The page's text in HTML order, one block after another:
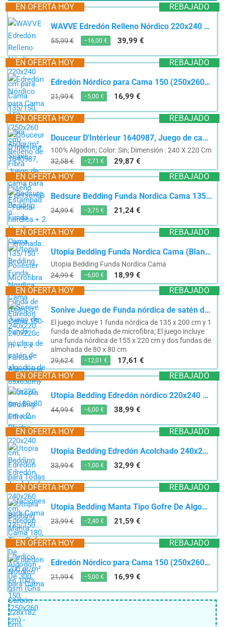
REBAJADO
EN OFERTA HOY
WAVVE Edredón Relleno Nórdico 220x240 cm para Cama 135/150, Edredón de Fibra 450gr/m², Suave,...
55,99 € −16,00 € 39,99 €
REBAJADO
EN OFERTA HOY
Edredón Nórdico para Cama 150 (250x260 cm) - Relleno de Fibra 250gr/m2, Diseño Estampado...
21,99 € −5,00 € 16,99 €
REBAJADO
EN OFERTA HOY
Douceur D'Intérieur 1640987, Juego de cama para 2 personas - Funda nórdica + 2 fundas de almohada...
100% Algodon; Color: Sin; Dimensión : 240 X 220 Cm
32,58 €
−2,71 € 29,87 €
REBAJADO
EN OFERTA HOY
Bedsure Bedding Funda Nordica Cama 135/150 - Poliéster Microfibra Juego de Funda de Edredon 240x220...
24,99 € −3,75 € 21,24 €
REBAJADO
EN OFERTA HOY
Utopia Bedding Funda Nordica Cama (Blanco, Cama 150-240x220cm + 2 x Fundas Almohada 65x65cm)
Utopia Bedding Funda Nordica Cama
24,99 €
−6,00 € 18,99 €
REBAJADO
EN OFERTA HOY
Sonive Juego de Funda nórdica de satén de algodón de 400 Hilos, 155x220 cm, 80x80 cm x 2, Blanco
El juego incluye 1 funda nórdica de 135 x 200 cm y 1
funda de almohada de microfibra; El juego incluye
una funda nórdica de 155 x 220 cm y dos fundas de
almohada de 80 x 80 cm
29,62 €
−12,01 € 17,61 €
REBAJADO
EN OFERTA HOY
Utopia Bedding Edredón nórdico 220x240 cm, Edredón para Todas Las Estaciones para Cama 135/150...
44,99 € −6,00 € 38,99 €
REBAJADO
EN OFERTA HOY
Utopia Bedding Edredón Acolchado 240x260 cm, Edredon Cama 180, Relleno Nórdico 200 gr/m² en 100%...
33,99 € −1,00 € 32,99 €
REBAJADO
EN OFERTA HOY
Utopia Bedding Manta Tipo Gofre De Algodón De 300 gsm (Gris Carbón - 228x182 cm), Edredón Suave,...
23,99 € −2,40 € 21,59 €
REBAJADO
EN OFERTA HOY
Edredón Nórdico para Cama 150 (250x260 cm) - Relleno de Fibra 250gr/m2, Diseño Estampado...
21,99 € −5,00 € 16,99 €